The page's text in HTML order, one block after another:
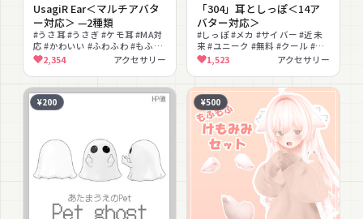
UsagiR Ear＜マルチアバタ
ー対応＞ —2種類
#うさ耳 #うさぎ #ケモ耳 #MA対
応 #かわいい #ふわふわ #もふも
ふ #しっぽ #動物モチーフ
2,354 アクセサリー
「304」耳としっぽ＜14ア
バター対応＞
#しっぽ #メカ #サイバー #近未
来 #ユニーク #無料 #クール #メ
カ耳1,523 アクセサリー
¥200 ¥500